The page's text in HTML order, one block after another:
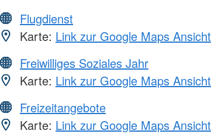
Flugdienst
Karte: Link zur Google Maps Ansicht
Freiwilliges Soziales Jahr
Karte: Link zur Google Maps Ansicht
Freizeitangebote
Karte: Link zur Google Maps Ansicht